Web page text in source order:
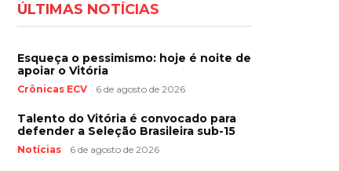
ÚLTIMAS NOTÍCIAS
Esqueça o pessimismo: hoje é noite de
apoiar o Vitória
Crônicas ECV 6 de agosto de 2026
Talento do Vitória é convocado para
defender a Seleção Brasileira sub-15
Notícias 6 de agosto de 2026